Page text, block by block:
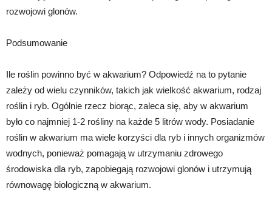
rozwojowi glonów.
Podsumowanie
Ile roślin powinno być w akwarium? Odpowiedź na to pytanie
zależy od wielu czynników, takich jak wielkość akwarium, rodzaj
roślin i ryb. Ogólnie rzecz biorąc, zaleca się, aby w akwarium
było co najmniej 1-2 rośliny na każde 5 litrów wody. Posiadanie
roślin w akwarium ma wiele korzyści dla ryb i innych organizmów
wodnych, ponieważ pomagają w utrzymaniu zdrowego
środowiska dla ryb, zapobiegają rozwojowi glonów i utrzymują
równowagę biologiczną w akwarium.